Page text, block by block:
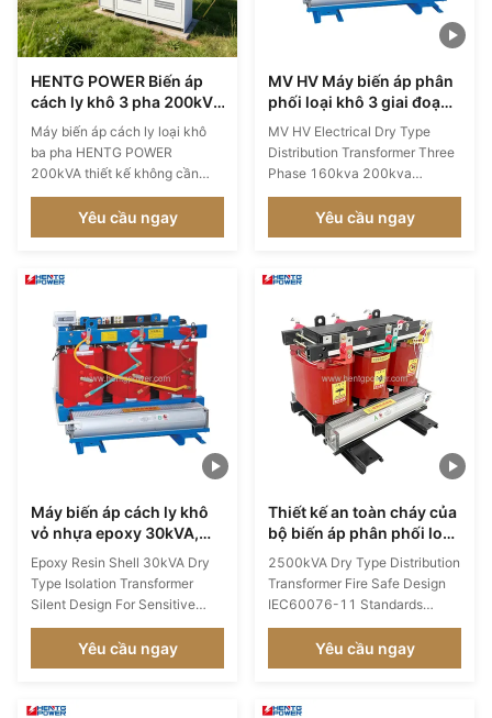
HENTG POWER Biến áp
cách ly khô 3 pha 200kVA
280/415V cho Phân phối
điện an toàn, đáng tin
cậy, không cần bảo trì tại
Máy biến áp cách ly loại khô
ba pha HENTG POWER
200kVA thiết kế không cần
bảo trì 280V đến 415V, lý
tưởng cho các môi trường đòi
hỏi khắt khe ở Châu Phi. Có
suất chân không (VPI) để
Yêu cầu ngay
MV HV Máy biến áp phân
phối loại khô 3 giai đoạn
160kva 200kva 250kva
MV HV Electrical Dry Type
Distribution Transformer Three
Phase 160kva 200kva
250kva Product Specifications
Attribute Value Frequency
50Hz, 60Hz Phase Three Coil
Windings, Three Windings,
Electronic Coil Structure Layer
coil, Disc Coil, Round coil, ...
Yêu cầu ngay
Máy biến áp cách ly khô
vỏ nhựa epoxy 30kVA,
thiết kế êm ái cho tải nhạy
cảm
Epoxy Resin Shell 30kVA Dry
Type Isolation Transformer
Silent Design For Sensitive
Loads The SCB13 Series
30kVA dry-type isolation
transformer is specifically
medium-scale applications
Yêu cầu ngay
Thiết kế an toàn cháy của
bộ biến áp phân phối loại
khô 2500kVA Tiêu chuẩn
IEC60076-11
2500kVA Dry Type Distribution
Transformer Fire Safe Design
IEC60076-11 Standards
Product Overview The SCB13
Series 2500kVA Dry-Type
Transformer is a robust power
for large-scale industrial,
Yêu cầu ngay